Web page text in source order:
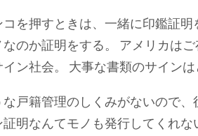
を押すときは、一緒に印鑑証明
のか証明をする。 アメリカは
ン社会。 大事な書類のサインは
戸籍管理のしくみがないので、
明なんてモノも発行してくれな